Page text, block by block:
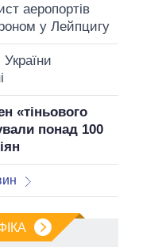
аеропортів
у Лейпцигу
«тіньового
понад 100